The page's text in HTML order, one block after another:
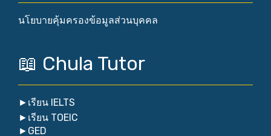
นโยบายคุ้มครองข้อมูลส่วนบุคคล
📖 Chula Tutor
► เรียน IELTS
► เรียน TOEIC
► GED